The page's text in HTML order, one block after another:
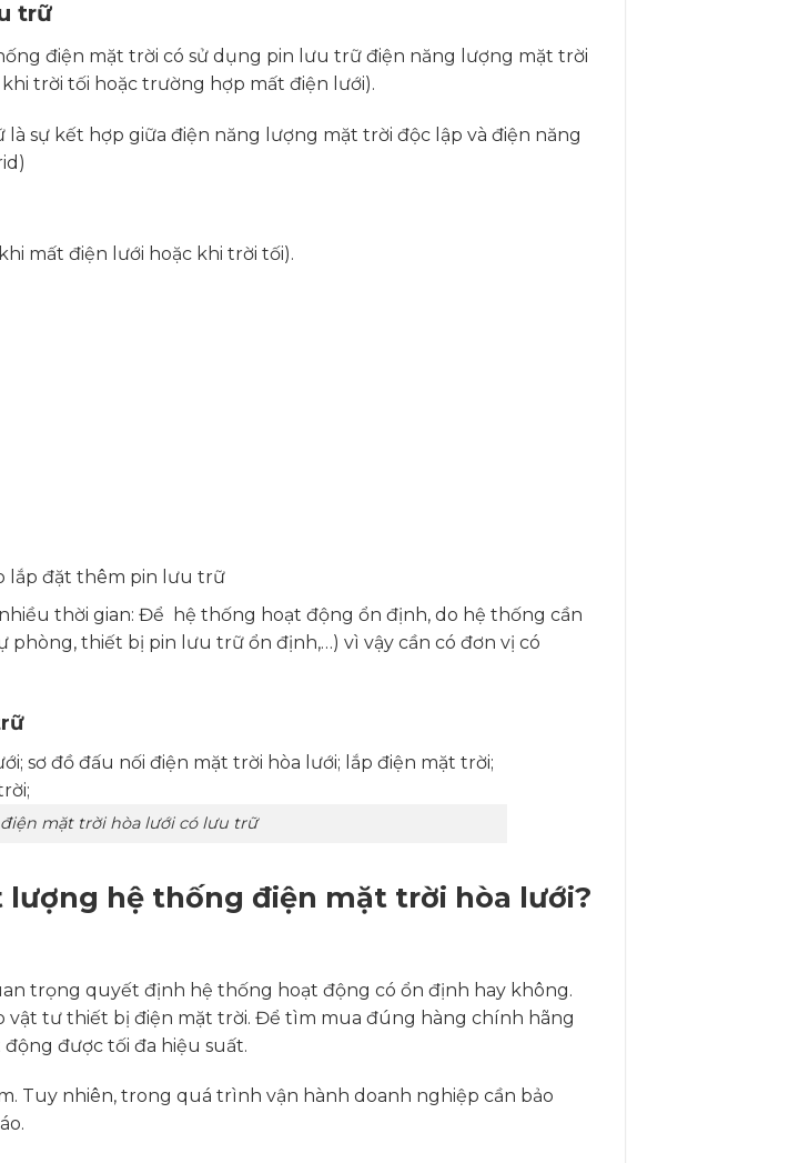
trữ
điện mặt trời có sử dụng pin lưu trữ điện năng lượng mặt trời
trời tối hoặc trường hợp mất điện lưới).
sự kết hợp giữa điện năng lượng mặt trời độc lập và điện năng
mất điện lưới hoặc khi trời tối).
lắp đặt thêm pin lưu trữ
thời gian: Để hệ thống hoạt động ổn định, do hệ thống cần
phòng, thiết bị pin lưu trữ ổn định,…) vì vậy cần có đơn vị có
mặt trời hòa lưới có lưu trữ
hệ thống điện mặt trời hòa lưới?
trọng quyết định hệ thống hoạt động có ổn định hay không.
tư thiết bị điện mặt trời. Để tìm mua đúng hàng chính hãng
được tối đa hiệu suất.
Tuy nhiên, trong quá trình vận hành doanh nghiệp cần bảo